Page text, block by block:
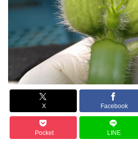
X Facebook
Pocket LINE